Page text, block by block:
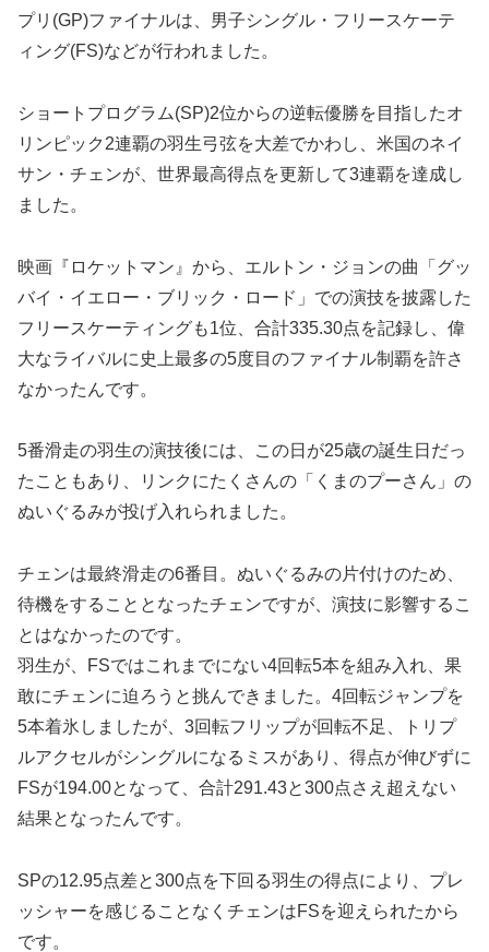
プリ(GP)ファイナルは、男子シングル・フリースケーテ
ィング(FS)などが行われました。
ショートプログラム(SP)2位からの逆転優勝を目指したオ
リンピック2連覇の羽生弓弦を大差でかわし、米国のネイ
サン・チェンが、世界最高得点を更新して3連覇を達成し
ました。
映画『ロケットマン』から、エルトン・ジョンの曲「グッ
バイ・イエロー・ブリック・ロード」での演技を披露した
フリースケーティングも1位、合計335.30点を記録し、偉
大なライバルに史上最多の5度目のファイナル制覇を許さ
なかったんです。
5番滑走の羽生の演技後には、この日が25歳の誕生日だっ
たこともあり、リンクにたくさんの「くまのプーさん」の
ぬいぐるみが投げ入れられました。
チェンは最終滑走の6番目。ぬいぐるみの片付けのため、
待機をすることとなったチェンですが、演技に影響するこ
とはなかったのです。
羽生が、FSではこれまでにない4回転5本を組み入れ、果
敢にチェンに迫ろうと挑んできました。4回転ジャンプを
5本着氷しましたが、3回転フリップが回転不足、トリプ
ルアクセルがシングルになるミスがあり、得点が伸びずに
FSが194.00となって、合計291.43と300点さえ超えない
結果となったんです。
SPの12.95点差と300点を下回る羽生の得点により、プレ
ッシャーを感じることなくチェンはFSを迎えられたから
です。